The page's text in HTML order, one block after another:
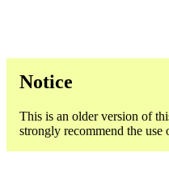
Notice
This is an older version of
strongly recommend the use